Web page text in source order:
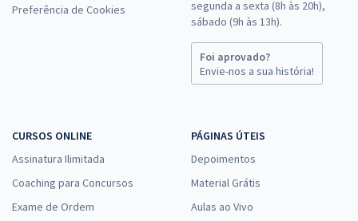
Preferência de Cookies
segunda a sexta (8h às 20h),
sábado (9h às 13h).
Foi aprovado?
Envie-nos a sua história!
CURSOS ONLINE
Assinatura Ilimitada
Coaching para Concursos
Exame de Ordem
PÁGINAS ÚTEIS
Depoimentos
Material Grátis
Aulas ao Vivo